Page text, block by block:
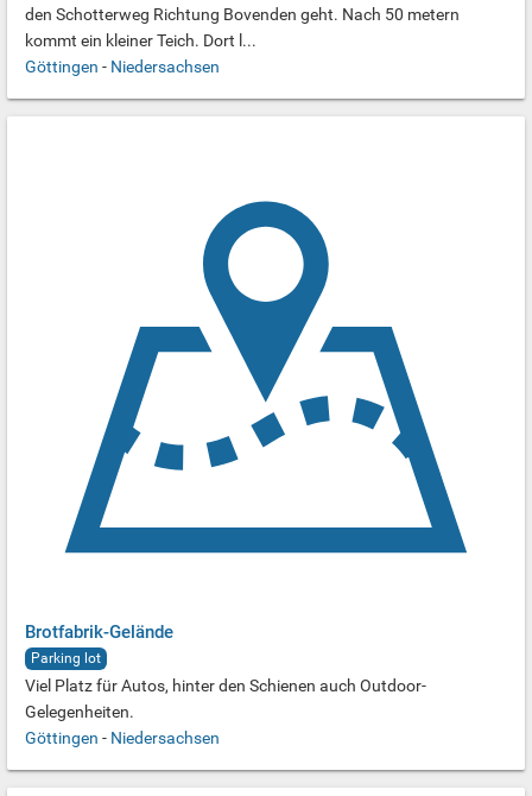
den Schotterweg Richtung Bovenden geht. Nach 50 metern
kommt ein kleiner Teich. Dort l...
Göttingen - Niedersachsen
Brotfabrik-Gelände
Parking lot
Viel Platz für Autos, hinter den Schienen auch Outdoor-
Gelegenheiten.
Göttingen - Niedersachsen